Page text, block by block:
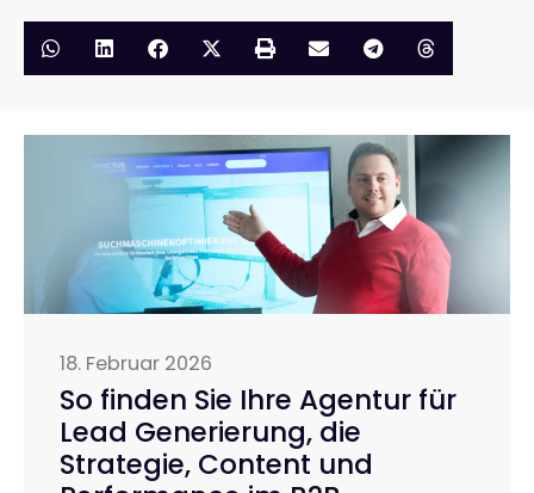
18. Februar 2026
So finden Sie Ihre Agentur für
Lead Generierung, die
Strategie, Content und